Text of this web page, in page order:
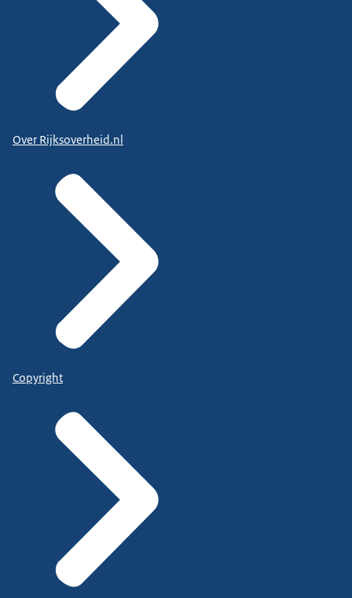
Over Rijksoverheid.nl
Copyright